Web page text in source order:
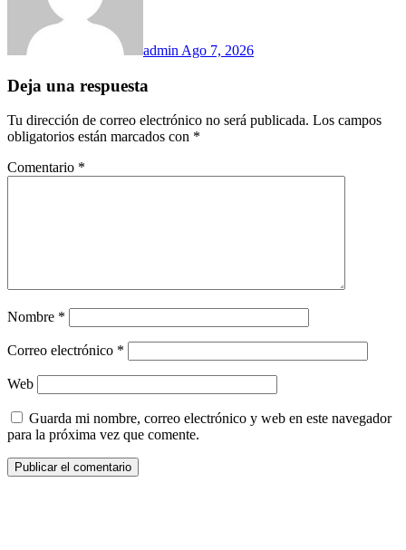
admin Ago 7, 2026
Deja una respuesta
Tu dirección de correo electrónico no será publicada. Los campos
obligatorios están marcados con *
Comentario *
Nombre *
Correo electrónico *
Web
Guarda mi nombre, correo electrónico y web en este navegador
para la próxima vez que comente.